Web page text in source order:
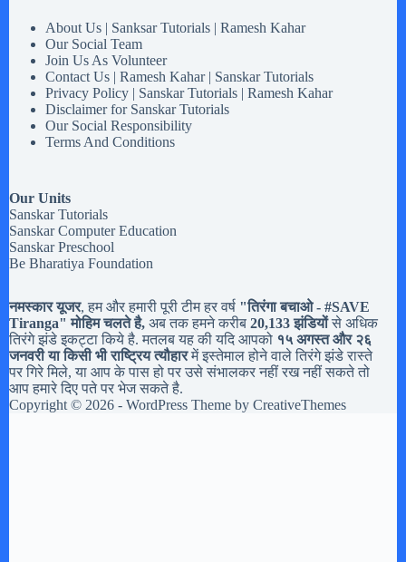
About Us | Sanksar Tutorials | Ramesh Kahar
Our Social Team
Join Us As Volunteer
Contact Us | Ramesh Kahar | Sanskar Tutorials
Privacy Policy | Sanskar Tutorials | Ramesh Kahar
Disclaimer for Sanskar Tutorials
Our Social Responsibility
Terms And Conditions
Our Units
Sanskar Tutorials
Sanskar Computer Education
Sanskar Preschool
Be Bharatiya Foundation
नमस्कार यूजर, हम और हमारी पूरी टीम हर वर्ष "तिरंगा बचाओ - #SAVE
Tiranga" मोहिम चलते है, अब तक हमने करीब 20,133 झंडियोंसे अधिक
तिरंगे झंडे इकट्टा किये है. मतलब यह की यदि आपको १५ अगस्त और २६
जनवरी या किसी भी राष्ट्रिय त्यौहारमें इस्तेमाल होने वाले तिरंगे झंडे रास्ते
पर गिरे मिले, या आप के पास हो पर उसे संभालकर नहीं रख नहीं सकते तो
आप हमारे दिए पते पर भेज सकते है.
Copyright © 2026 - WordPress Theme by CreativeThemes